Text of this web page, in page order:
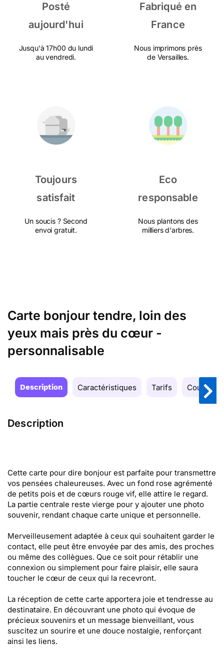
Posté
aujourd'hui
Jusqu'à 17h00 du lundi
au vendredi.
Fabriqué en
France
Nous imprimons près
de Versailles.
Toujours
satisfait
Un soucis ? Second
envoi gratuit.
Eco
responsable
Nous plantons des
milliers d'arbres.
Carte bonjour tendre, loin des
yeux mais près du cœur -
personnalisable
Description Caractéristiques Tarifs Couleurs
Description
Cette carte pour dire bonjour est parfaite pour transmettre
vos pensées chaleureuses. Avec un fond rose agrémenté
de petits pois et de cœurs rouge vif, elle attire le regard.
La partie centrale reste vierge pour y ajouter une photo
souvenir, rendant chaque carte unique et personnelle.
Merveilleusement adaptée à ceux qui souhaitent garder le
contact, elle peut être envoyée par des amis, des proches
ou même des collègues. Que ce soit pour rétablir une
connexion ou simplement pour faire plaisir, elle saura
toucher le cœur de ceux qui la recevront.
La réception de cette carte apportera joie et tendresse au
destinataire. En découvrant une photo qui évoque de
précieux souvenirs et un message bienveillant, vous
suscitez un sourire et une douce nostalgie, renforçant
ainsi les liens.